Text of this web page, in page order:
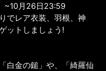
~10月26日23:59
でレア衣装、羽根、神
ットしましょう!
白金の鎚」や、「綺羅仙